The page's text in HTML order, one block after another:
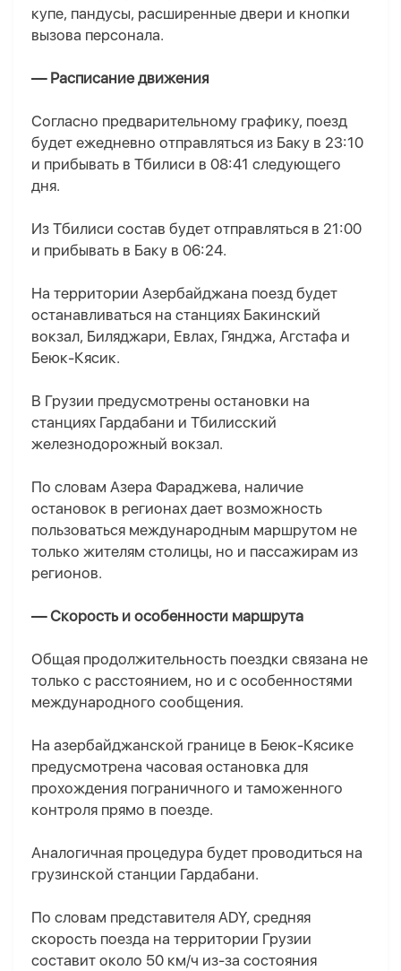
купе, пандусы, расширенные двери и кнопки
вызова персонала.
— Расписание движения
Согласно предварительному графику, поезд
будет ежедневно отправляться из Баку в 23:10
и прибывать в Тбилиси в 08:41 следующего
дня.
Из Тбилиси состав будет отправляться в 21:00
и прибывать в Баку в 06:24.
На территории Азербайджана поезд будет
останавливаться на станциях Бакинский
вокзал, Биляджари, Евлах, Гянджа, Агстафа и
Беюк-Кясик.
В Грузии предусмотрены остановки на
станциях Гардабани и Тбилисский
железнодорожный вокзал.
По словам Азера Фараджева, наличие
остановок в регионах дает возможность
пользоваться международным маршрутом не
только жителям столицы, но и пассажирам из
регионов.
— Скорость и особенности маршрута
Общая продолжительность поездки связана не
только с расстоянием, но и с особенностями
международного сообщения.
На азербайджанской границе в Беюк-Кясике
предусмотрена часовая остановка для
прохождения пограничного и таможенного
контроля прямо в поезде.
Аналогичная процедура будет проводиться на
грузинской станции Гардабани.
По словам представителя ADY, средняя
скорость поезда на территории Грузии
составит около 50 км/ч из-за состояния